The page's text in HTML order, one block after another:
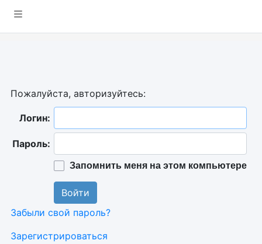
Пожалуйста, авторизуйтесь:
Логин:
Пароль:
Запомнить меня на этом компьютере
Забыли свой пароль?
Зарегистрироваться